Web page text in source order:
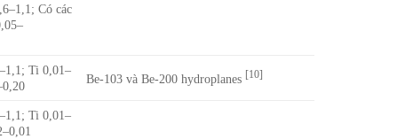
Có các
Ti 0,01–
Be-103 và Be-200 hydroplanes [10]
Ti 0,01–